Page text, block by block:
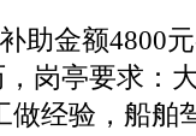
金额4800元
岗亭要求：
做经验，船舶